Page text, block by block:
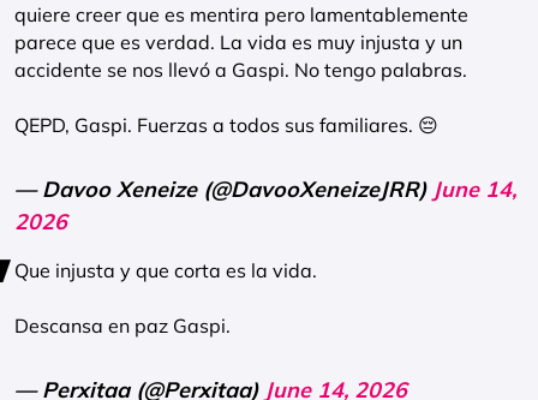
quiere creer que es mentira pero lamentablemente
parece que es verdad. La vida es muy injusta y un
accidente se nos llevó a Gaspi. No tengo palabras.
QEPD, Gaspi. Fuerzas a todos sus familiares. 😔
— Davoo Xeneize (@DavooXeneizeJRR) June 14,
2026
Que injusta y que corta es la vida.
Descansa en paz Gaspi.
— Perxitaa (@Perxitaa) June 14, 2026